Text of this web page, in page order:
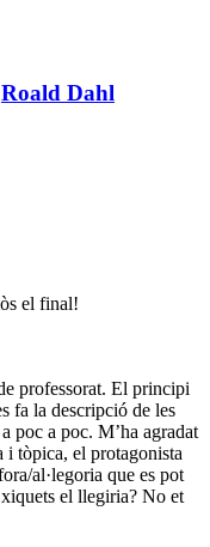
Roald Dahl
el final!
professorat. El principi
fa la descripció de les
poc a poc. M’ha agradat
i tòpica, el protagonista
al·legoria que es pot
el llegiria? No et